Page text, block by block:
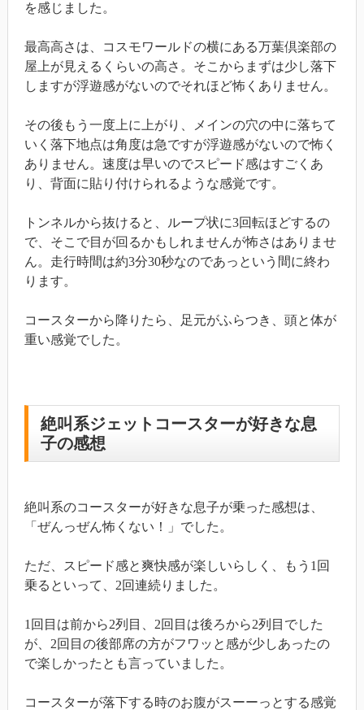
を感じました。
最高高さは、コスモワールドの横にある万葉倶楽部の
屋上が見えるくらいの高さ。そこからまずは少し落下
しますが浮遊感がないのでそれほど怖くありません。
その後もう一度上に上がり、メインの穴の中に落ちて
いく落下地点は角度は急ですが浮遊感がないので怖く
ありません。速度は早いのでスピード感はすごくあ
り、背面に貼り付けられるような感覚です。
トンネルから抜けると、ループ状に3回転ほどするの
で、そこで目が回るかもしれませんが怖さはありませ
ん。走行時間は約3分30秒なのであっという間に終わ
ります。
コースターから降りたら、足元がふらつき、頭と体が
重い感覚でした。
絶叫系ジェットコースターが好きな息
子の感想
絶叫系のコースターが好きな息子が乗った感想は、
「ぜんっぜん怖くない！」でした。
ただ、スピード感と爽快感が楽しいらしく、もう1回
乗るといって、2回連続りました。
1回目は前から2列目、2回目は後ろから2列目でした
が、2回目の後部席の方がフワッと感が少しあったの
で楽しかったとも言っていました。
コースターが落下する時のお腹がスーーっとする感覚